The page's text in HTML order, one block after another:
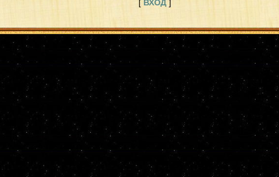
[ ВХОД ]